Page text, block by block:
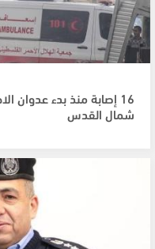
16 إصابة منذ بدء عدوان
شمال القدس